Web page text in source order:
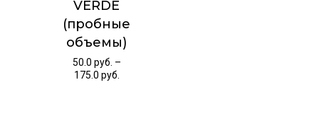
VERDE
(пробные
объемы)
50.0 руб. –
175.0 руб.